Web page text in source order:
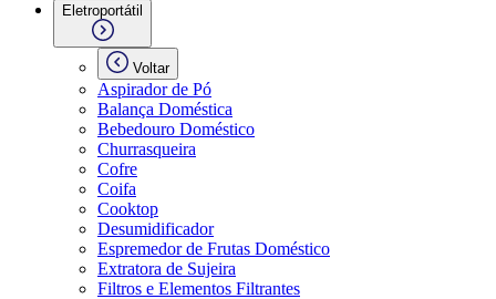
Eletroportátil
Voltar
Aspirador de Pó
Balança Doméstica
Bebedouro Doméstico
Churrasqueira
Cofre
Coifa
Cooktop
Desumidificador
Espremedor de Frutas Doméstico
Extratora de Sujeira
Filtros e Elementos Filtrantes